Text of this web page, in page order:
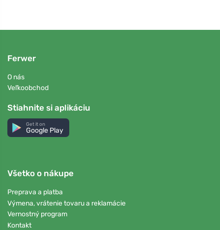
Ferwer
O nás
Veľkoobchod
Stiahnite si aplikáciu
Get it on
Google Play
Všetko o nákupe
Preprava a platba
Výmena, vrátenie tovaru a reklamácie
Vernostný program
Kontakt